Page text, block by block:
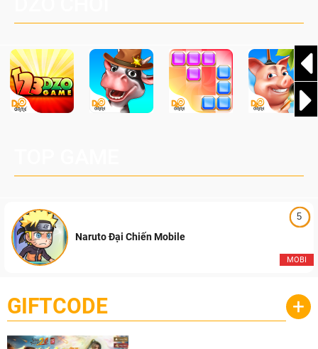
5
MOBI
Naruto Đại Chiến Mobile
GIFTCODE +